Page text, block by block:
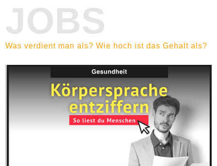
JOBS
Was verdient man als? Wie hoch ist das Gehalt als?